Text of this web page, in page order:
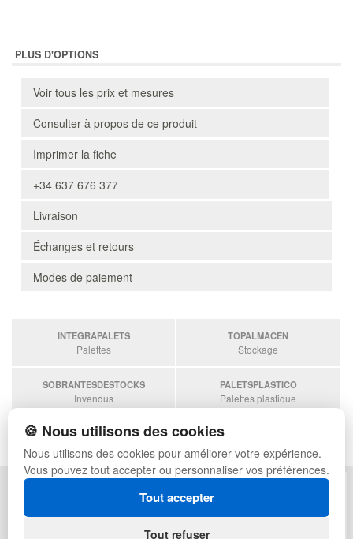
PLUS D'OPTIONS
Voir tous les prix et mesures
Consulter à propos de ce produit
Imprimer la fiche
+34 637 676 377
Livraison
Échanges et retours
Modes de paiement
INTEGRAPALETS
Palettes
TOPALMACEN
Stockage
SOBRANTESDESTOCKS
Invendus
PALETSPLASTICO
Palettes plastique
ESTANTERIASKIT
Estanterias
POLITIQUE DE CONFIDENTIALITÉ
PLAN DU SITE
🍪 Nous utilisons des cookies
Nous utilisons des cookies pour améliorer votre expérience.
Vous pouvez tout accepter ou personnaliser vos préférences.
Tout accepter
Tout refuser